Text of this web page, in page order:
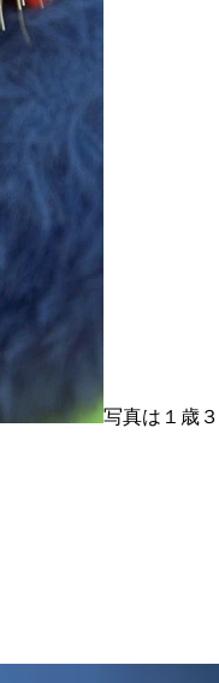
写真は１歳